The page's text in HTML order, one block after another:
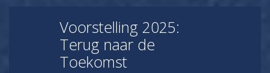
Voorstelling 2025:
Terug naar de
Toekomst